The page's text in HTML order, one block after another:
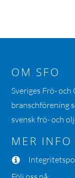
OM SFO
Sveriges Frö-
branschförening
svensk frö- och
MER INFO